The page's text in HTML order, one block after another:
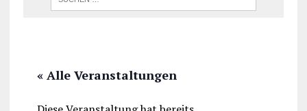
« Alle Veranstaltungen